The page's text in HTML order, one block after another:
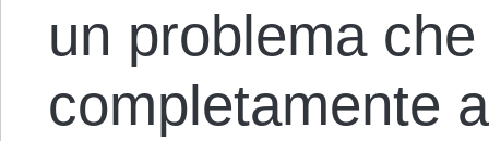
un problema
completamente